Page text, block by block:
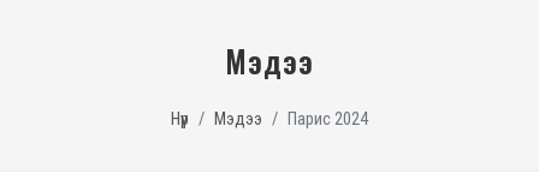
Мэдээ
Нүүр Мэдээ Парис 2024